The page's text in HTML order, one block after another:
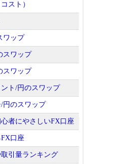
スト）
ワップ
スワップ
スワップ
ト/円のスワップ
円のスワップ
者にやさしいFX口座
口座
引量ランキング